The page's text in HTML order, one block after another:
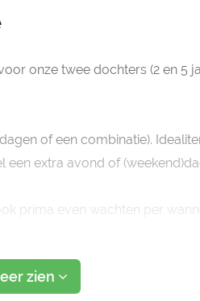
onze twee dochters (2 en 5
of een combinatie).
extra avond of
prima even wachten per
zien